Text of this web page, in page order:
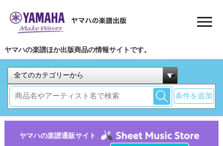
ヤマハの楽譜ほか出版商品の情報サイトです。
条件を追加
ヤマハの楽譜通販サイト